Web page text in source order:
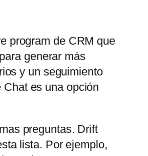
program de CRM que
generar más
y un seguimiento
es una opción
preguntas. Drift
lista. Por ejemplo,